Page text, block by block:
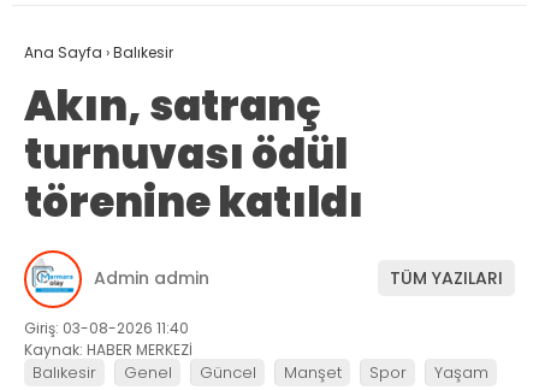
Ana Sayfa ›Balıkesir
Akın, satranç
turnuvası ödül
törenine katıldı
Admin admin TÜM YAZILARI
Giriş: 03-08-2026 11:40
Kaynak: HABER MERKEZİ
Balıkesir Genel Güncel Manşet Spor Yaşam